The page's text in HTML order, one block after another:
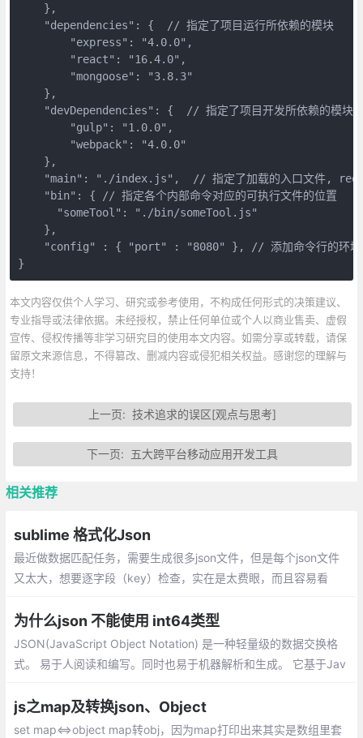
    },
    "dependencies": {  // 指定了项目运行所依赖的模块
        "express": "4.0.0",
        "react": "16.4.0",
        "mongoose": "3.8.3"
    },
    "devDependencies": {  // 指定了项目开发所依赖的模块
        "gulp": "1.0.0",
        "webpack": "4.0.0"
    },
"main": "./index.js",  // 指定了加载的入口文件,
    "bin": { // 指定各个内部命令对应的可执行文件的位置
      "someTool": "./bin/someTool.js"
    },
"config" : { "port" : "8080" }, // 添加命令行的环
}
本文内容仅供个人学习、研究或参考使用，不构成任何形式的决策建议、
专业指导或法律依据。未经授权，禁止任何单位或个人以商业售卖、虚假
宣传、侵权传播等非学习研究目的使用本文内容。如需分享或转载，请保
留原文来源信息，不得篡改、删减内容或侵犯相关权益。感谢您的理解与
支持！
上一页: 技术追求的误区[观点与思考]
下一页: 五大跨平台移动应用开发工具
相关推荐
sublime 格式化Json
最近做数据匹配任务，需要生成很多json文件，但是每个json文件
又太大，想要逐字段（key）检查，实在是太费眼，而且容易看
格式化
为什么json 不能使用 int64类型
JSON(JavaScript Object Notation) 是一种轻量级的数据交换格
式。 易于人阅读和编写。同时也易于机器解析和生成。 它基于Jav
on - December 1999的一个子集
js之map及转换json、Object
set map<=>object map转obj，因为map打印出来其实是数组里套